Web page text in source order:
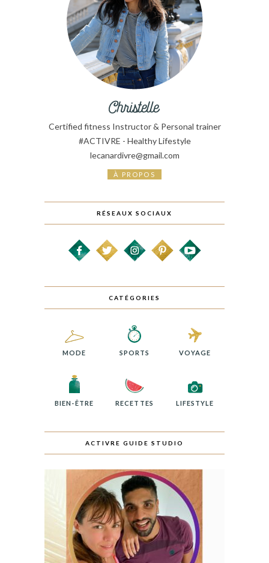
Certified fitness Instructor & Personal trainer
#ACTIVRE - Healthy Lifestyle
lecanardivre@gmail.com
À PROPOS
RÉSEAUX SOCIAUX
CATÉGORIES
MODE SPORTS VOYAGE
BIEN-ÊTRE RECETTES LIFESTYLE
ACTIVRE GUIDE STUDIO